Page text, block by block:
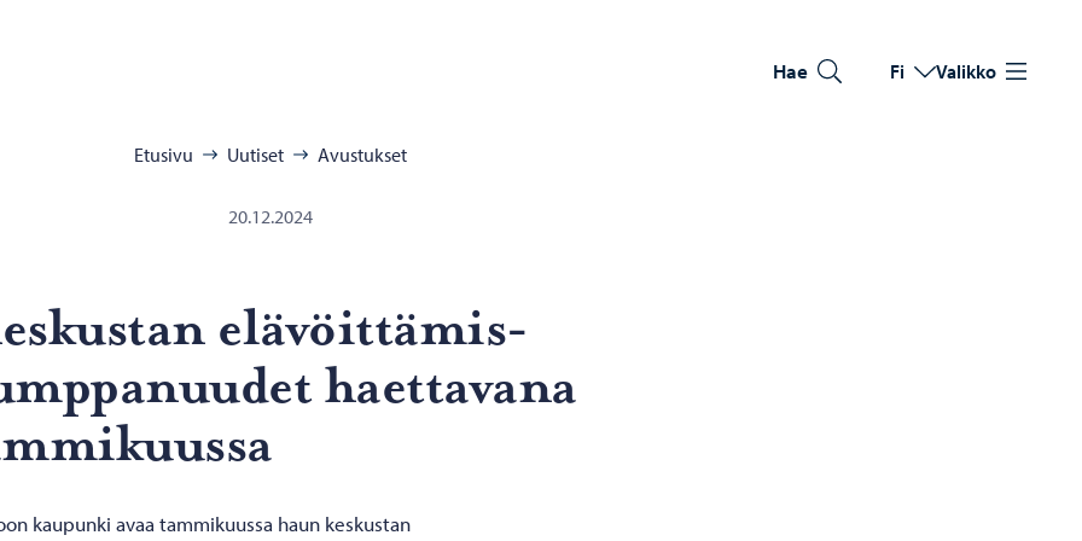
Hae Vaihda kieltä
Nykyinen kieli: Suomi
Fi Valikko
Etusivu Uutiset Avustukset
20.12.2024
elä­vöit­tä­mis­
haet­ta­va­na
kaupunki avaa tammikuussa haun keskustan